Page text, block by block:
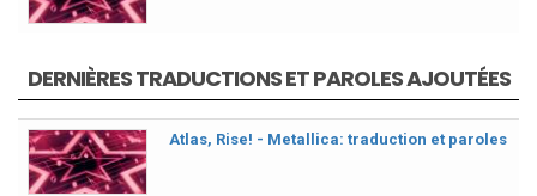
DERNIÈRES TRADUCTIONS ET PAROLES AJOUTÉES
Atlas, Rise! - Metallica: traduction et paroles